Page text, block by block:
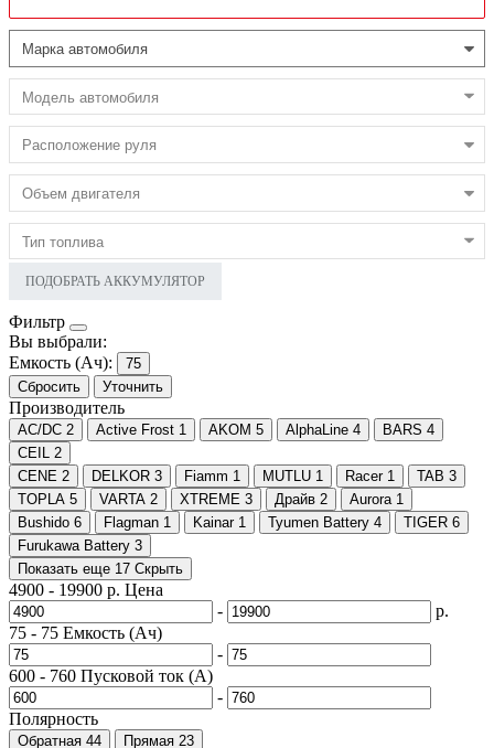
ПОДОБРАТЬ АККУМУЛЯТОР
Фильтр
Вы выбрали:
Емкость (Ач):
75
Сбросить
Уточнить
Производитель
AC/DC 2 Active Frost 1 AKOM 5 AlphaLine 4 BARS 4
CEIL 2
CENE 2 DELKOR 3 Fiamm 1 MUTLU 1 Racer 1 TAB 3
TOPLA 5 VARTA 2 XTREME 3 Драйв 2 Aurora 1
Bushido 6 Flagman 1 Kainar 1 Tyumen Battery 4 TIGER 6
Furukawa Battery 3
Показать еще 17 Скрыть
4900 - 19900 р. Цена
-
р.
75 - 75 Емкость (Ач)
-
600 - 760 Пусковой ток (А)
-
Полярность
Обратная 44 Прямая 23